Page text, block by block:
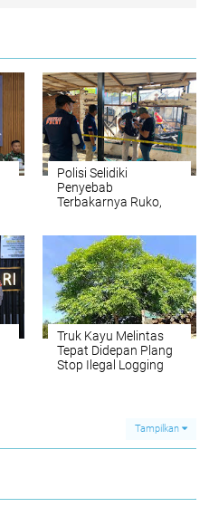
Polisi Selidiki
Penyebab
Terbakarnya Ruko,
Truk Kayu Melintas
Tepat Didepan Plang
Stop Ilegal Logging
Tampilkan